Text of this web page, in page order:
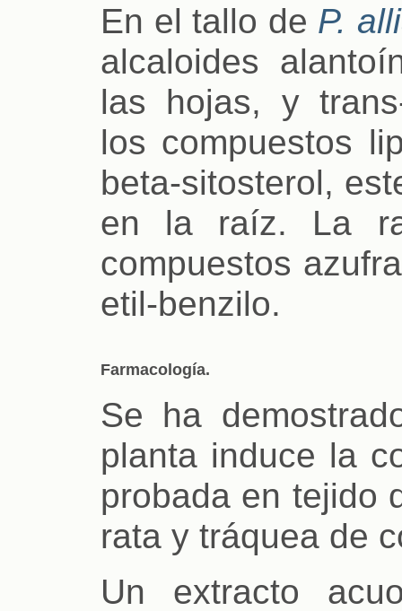
En el tallo de P.
alcaloides
las hojas, y
los compuestos
beta-sitosterol,
en la raíz. La
compuestos
etil-benzilo.
Farmacología.
Se ha
planta induce la
probada en tejido
rata y tráquea de
Un extracto